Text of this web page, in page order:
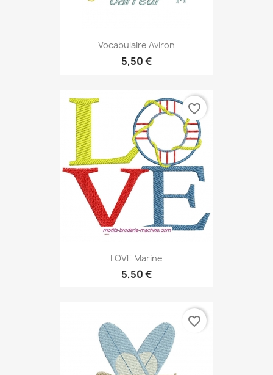
Vocabulaire Aviron
5,50 €
LOVE Marine
5,50 €
favorite_border
favorite_border